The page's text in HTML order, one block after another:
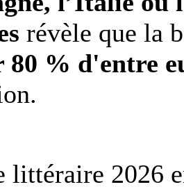
révèle que la
80 % d'entre
littéraire 2026